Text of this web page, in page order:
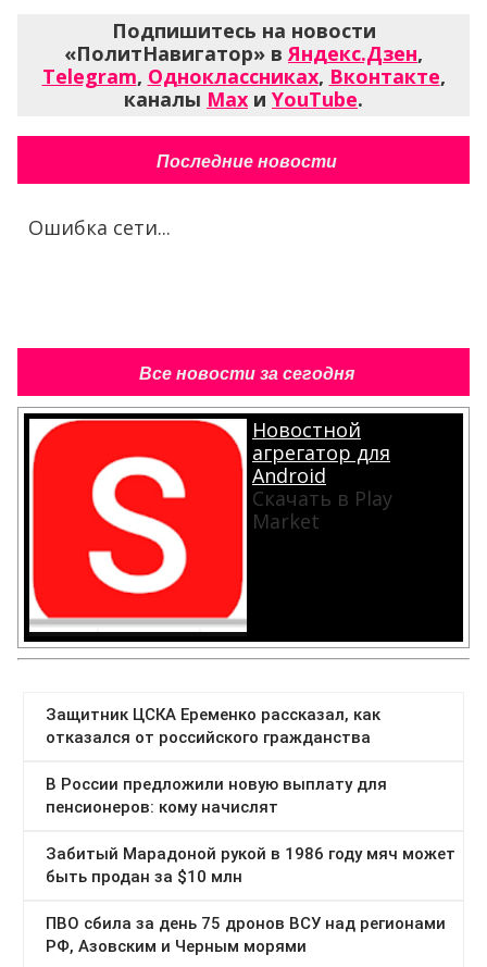
Подпишитесь на новости
«ПолитНавигатор» вЯндекс.Дзен,
Telegram, Одноклассниках, Вконтакте,
каналы Max и YouTube.
Последние новости
Ошибка сети...
Все новости за сегодня
Новостной
агрегатор для
Android
Скачать в Play
Market